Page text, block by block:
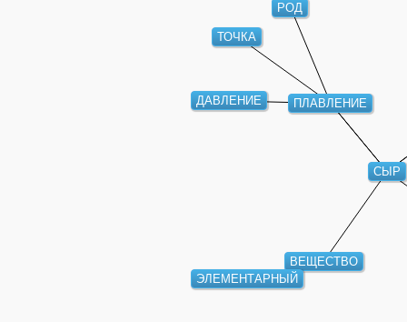
СЫР
ПЛАВЛЕНИЕ
ВЕЩЕСТВО
ДАВЛЕНИЕ
РОД
ТОЧКА
ЭЛЕМЕНТАРНЫЙ